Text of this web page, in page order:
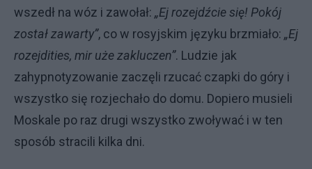
wszedł na wóz i zawołał: „Ej rozejdźcie się! Pokój
został zawarty”, co w rosyjskim języku brzmiało: „Ej
rozejdities, mir uże zakluczen”. Ludzie jak
zahypnotyzowanie zaczęli rzucać czapki do góry i
wszystko się rozjechało do domu. Dopiero musieli
Moskale po raz drugi wszystko zwoływać i w ten
sposób stracili kilka dni.